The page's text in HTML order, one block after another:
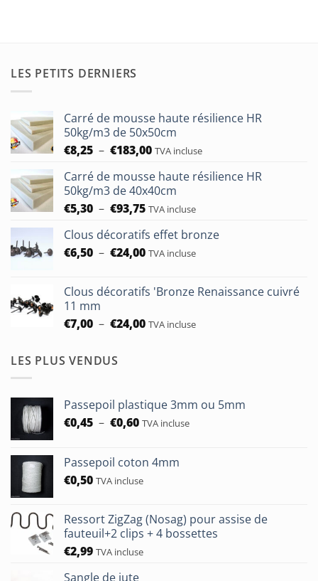
LES PETITS DERNIERS
Carré de mousse haute résilience HR
50kg/m3 de 50x50cm
€8,25 – €183,00Plage
prix :
€8,25
à
TVA incluse
Carré de mousse haute résilience HR
50kg/m3 de 40x40cm
€5,30 – €93,75Plage
prix :
€5,30
TVA incluse
Clous décoratifs effet bronze
€6,50 – €24,00Plage
€6,50
€24,00
TVA incluse
Clous décoratifs 'Bronze Renaissance cuivré
11 mm
€7,00 – €24,00Plage
€24,00
TVA incluse
LES PLUS VENDUS
Passepoil plastique 3mm ou 5mm
€0,45 – €0,60Plage
€0,45
à
TVA incluse
Passepoil coton 4mm
€0,50 TVA incluse
Ressort ZigZag (Nosag) pour assise de
fauteuil+2 clips + 4 bossettes
€2,99 TVA incluse
Sangle de jute